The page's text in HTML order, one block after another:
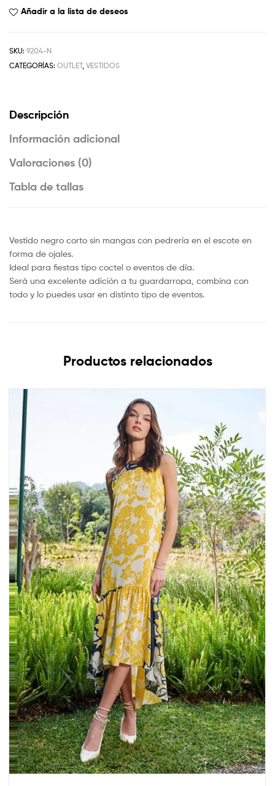
Añadir a la lista de deseos
SKU: 9204-N
CATEGORÍAS: OUTLET, VESTIDOS
Descripción
Información adicional
Valoraciones (0)
Tabla de tallas
Vestido negro corto sin mangas con pedrería en el escote en
forma de ojales.
Ideal para fiestas tipo coctel o eventos de día.
Será una excelente adición a tu guardarropa, combina con
todo y lo puedes usar en distinto tipo de eventos.
Productos relacionados